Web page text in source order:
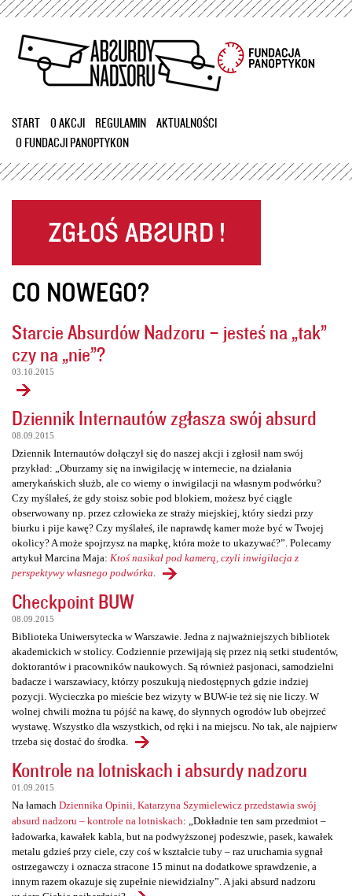
Przejdź
treści
START O AKCJI REGULAMIN
AKTUALNOŚCI
O FUNDACJI PANOPTYKON
CO NOWEGO?
Starcie Absurdów Nadzoru – jesteś na „tak”
czy na „nie”?
03.10.2015
Dziennik Internautów zgłasza swój absurd
08.09.2015
Dziennik Internautów dołączył się do naszej akcji i zgłosił nam swój
przykład: „Oburzamy się na inwigilację w internecie, na działania
amerykańskich służb, ale co wiemy o inwigilacji na własnym podwórku?
Czy myślałeś, że gdy stoisz sobie pod blokiem, możesz być ciągle
obserwowany np. przez człowieka ze straży miejskiej, który siedzi przy
biurku i pije kawę? Czy myślałeś, ile naprawdę kamer może być w Twojej
okolicy? A może spojrzysz na mapkę, która może to ukazywać?”. Polecamy
artykuł Marcina Maja: Ktoś nasikał pod kamerą, czyli inwigilacja z
perspektywy własnego podwórka
Checkpoint BUW
08.09.2015
Biblioteka Uniwersytecka w Warszawie. Jedna z najważniejszych bibliotek
akademickich w stolicy. Codziennie przewijają się przez nią setki studentów,
doktorantów i pracowników naukowych. Są również pasjonaci, samodzielni
badacze i warszawiacy, którzy poszukują niedostępnych gdzie indziej
pozycji. Wycieczka po mieście bez wizyty w BUW-ie też się nie liczy. W
wolnej chwili można tu pójść na kawę, do słynnych ogrodów lub obejrzeć
wystawę. Wszystko dla wszystkich, od ręki i na miejscu. No tak, ale najpierw
trzeba się dostać do środka.
Kontrole na lotniskach i absurdy nadzoru
01.09.2015
Na łamach Dziennika Opinii, Katarzyna Szymielewicz przedstawia swój
absurd nadzoru – kontrole na lotniskach: „Dokładnie ten sam przedmiot –
ładowarka, kawałek kabla, but na podwyższonej podeszwie, pasek, kawałek
metalu gdzieś przy ciele, czy coś w kształcie tuby – raz uruchamia sygnał
ostrzegawczy i oznacza stracone 15 minut na dodatkowe sprawdzenie, a
innym razem okazuje się zupełnie niewidzialny”. A jaki absurd nadzoru